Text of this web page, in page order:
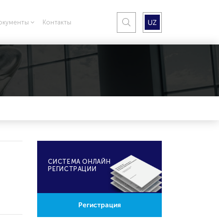
Контакты UZ
CИСТЕМА ОНЛАЙН
РЕГИСТРАЦИИ
Регистрация